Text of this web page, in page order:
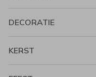
DECORATIE
KERST